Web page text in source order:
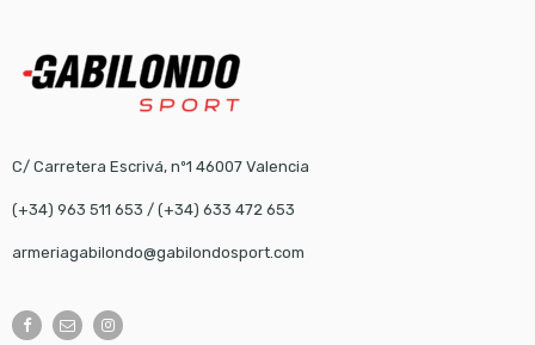
C/ Carretera Escrivá, nº1 46007 Valencia
(+34) 963 511 653 / (+34) 633 472 653
armeriagabilondo@gabilondosport.com